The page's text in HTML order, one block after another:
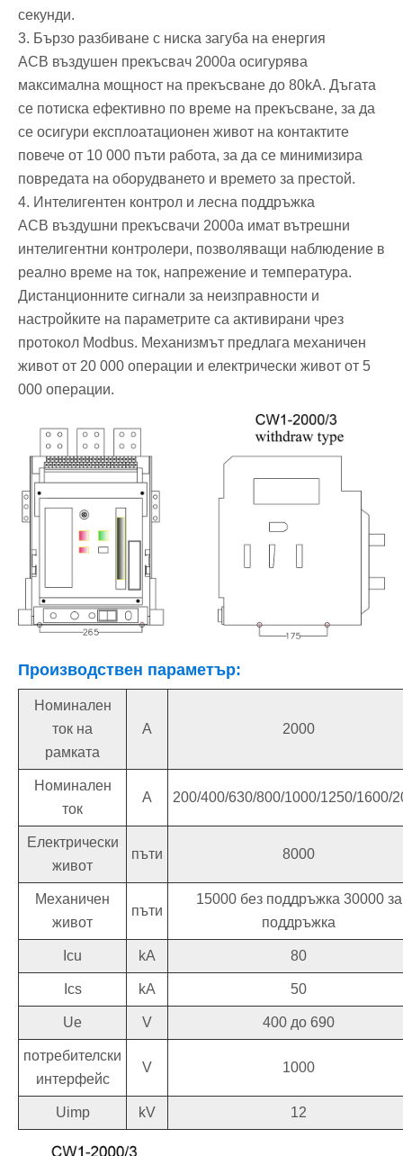
секунди.
3. Бързо разбиване с ниска загуба на енергия
ACB въздушен прекъсвач 2000a осигурява
максимална мощност на прекъсване до 80kA. Дъгата
се потиска ефективно по време на прекъсване, за да
се осигури експлоатационен живот на контактите
повече от 10 000 пъти работа, за да се минимизира
повредата на оборудването и времето за престой.
4. Интелигентен контрол и лесна поддръжка
ACB въздушни прекъсвачи 2000a имат вътрешни
интелигентни контролери, позволяващи наблюдение в
реално време на ток, напрежение и температура.
Дистанционните сигнали за неизправности и
настройките на параметрите са активирани чрез
протокол Modbus. Механизмът предлага механичен
живот от 20 000 операции и електрически живот от 5
000 операции.
Производствен параметър:
Номинален
ток на
рамката
A 2000
Номинален
ток
A 200/400/630/800/1000/1250/1600/
Електрически
живот
пъти 8000
Механичен
живот
пъти
15000 без поддръжка 30000 за
поддръжка
Icu kA 80
Ics kA 50
Ue V 400 до 690
потребителски
интерфейс
V 1000
Uimp kV 12